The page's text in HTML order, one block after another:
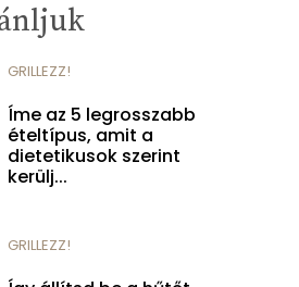
GRILLEZZ!
Íme az 5 legrosszabb
ételtípus, amit a
dietetikusok szerint
kerülj...
GRILLEZZ!